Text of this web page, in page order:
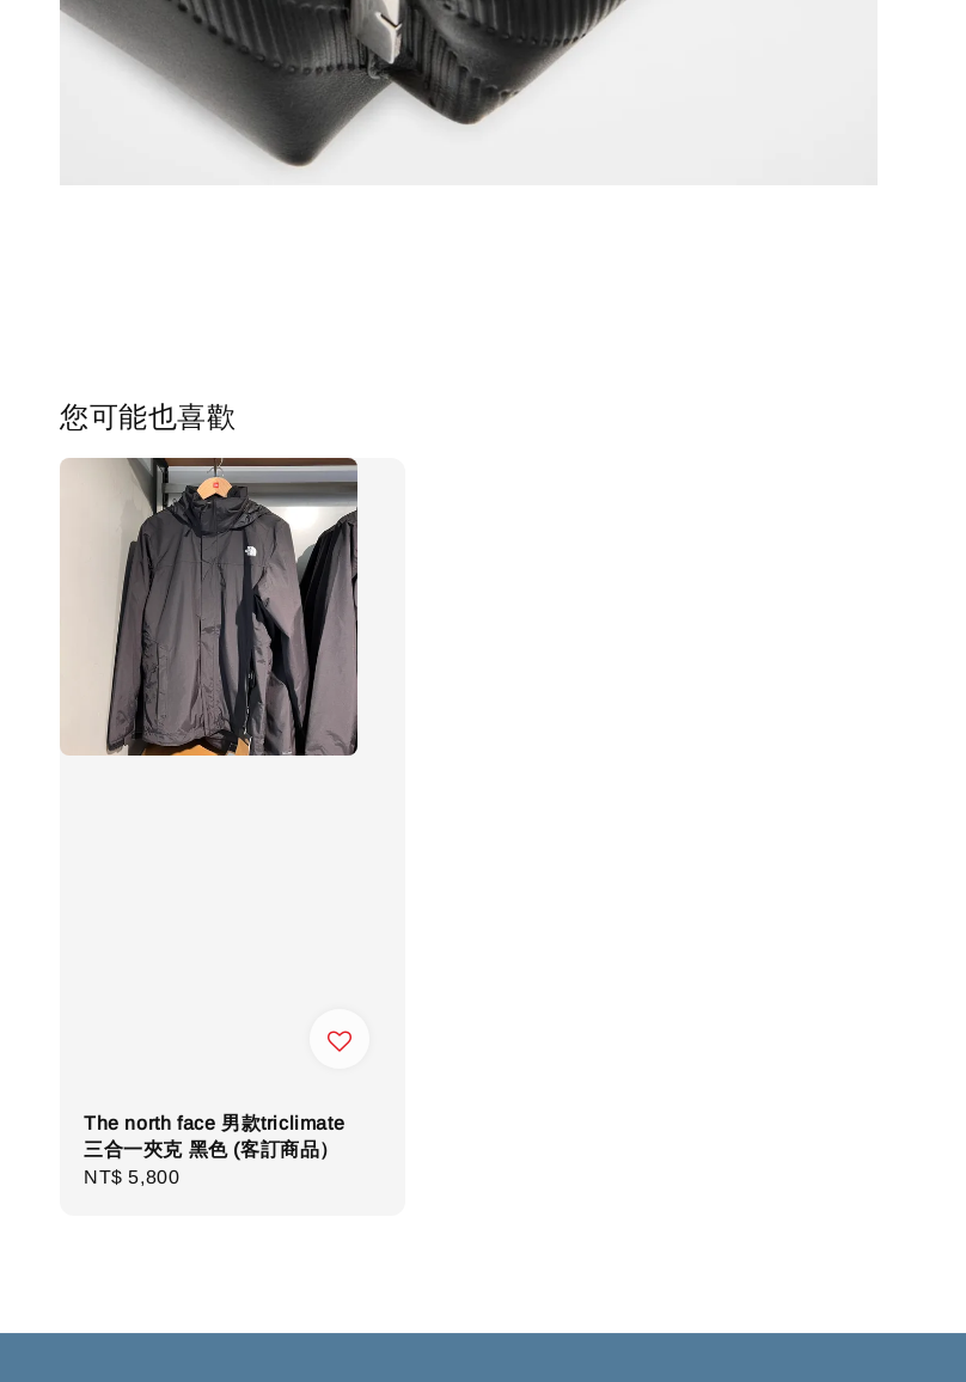
您可能也喜歡
The north face 男款triclimate
三合一夾克 黑色 (客訂商品）
Regular
NT$ 5,800